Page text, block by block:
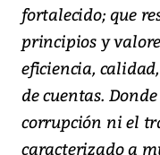
fortalecido; que
principios y
eficiencia,
de cuentas.
corrupción ni el
caracterizado a